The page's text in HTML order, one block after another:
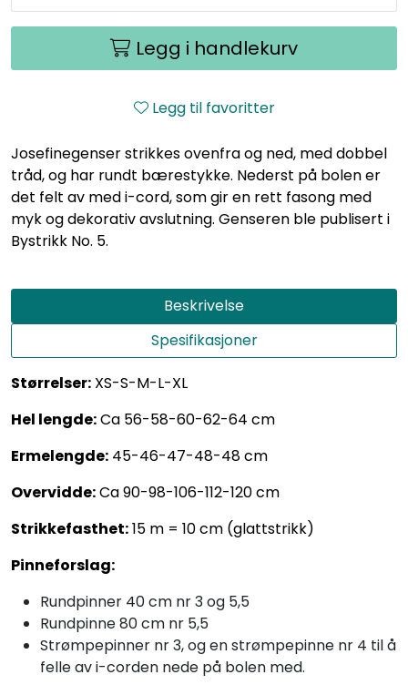
Legg i handlekurv
Legg til favoritter
Josefinegenser strikkes ovenfra og ned, med dobbel
tråd, og har rundt bærestykke. Nederst på bolen er
det felt av med i-cord, som gir en rett fasong med
myk og dekorativ avslutning. Genseren ble publisert i
Bystrikk No. 5.
Beskrivelse
Spesifikasjoner
Størrelser: XS-S-M-L-XL
Hel lengde:Ca 56-58-60-62-64 cm
Ermelengde: 45-46-47-48-48 cm
Overvidde:Ca 90-98-106-112-120 cm
Strikkefasthet:15 m = 10 cm (glattstrikk)
Pinneforslag:
Rundpinner 40 cm nr 3 og 5,5
Rundpinne 80 cm nr 5,5
Strømpepinner nr 3, og en strømpepinne nr 4 til å
felle av i-corden nede på bolen med.